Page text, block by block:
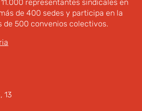
representantes sindicales en
de 400 sedes y participa en la
de 500 convenios colectivos.
13